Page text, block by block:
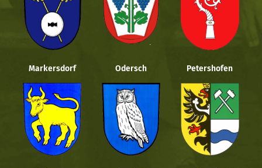
Markersdorf Odersch Petershofen